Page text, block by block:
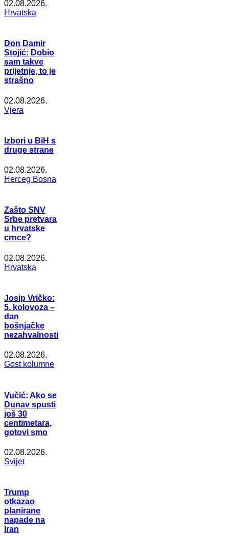
02.08.2026.
Hrvatska
Don Damir
Stojić: Dobio
sam takve
prijetnje, to je
strašno
02.08.2026.
Vjera
Izbori u BiH s
druge strane
02.08.2026.
Herceg Bosna
Zašto SNV
Srbe pretvara
u hrvatske
crnce?
02.08.2026.
Hrvatska
Josip Vričko:
5. kolovoza –
dan
bošnjačke
nezahvalnosti
02.08.2026.
Gost kolumne
Vučić: Ako se
Dunav spusti
još 30
centimetara,
gotovi smo
02.08.2026.
Svijet
Trump
otkazao
planirane
napade na
Iran